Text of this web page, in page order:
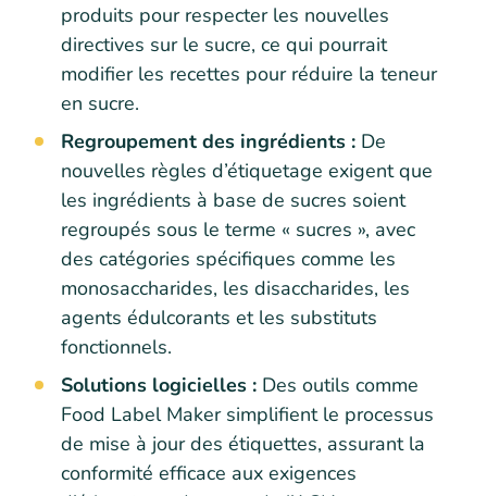
produits pour respecter les nouvelles
directives sur le sucre, ce qui pourrait
modifier les recettes pour réduire la teneur
en sucre.
Regroupement des ingrédients : De
nouvelles règles d’étiquetage exigent que
les ingrédients à base de sucres soient
regroupés sous le terme « sucres », avec
des catégories spécifiques comme les
monosaccharides, les disaccharides, les
agents édulcorants et les substituts
fonctionnels.
Solutions logicielles : Des outils comme
Food Label Maker simplifient le processus
de mise à jour des étiquettes, assurant la
conformité efficace aux exigences